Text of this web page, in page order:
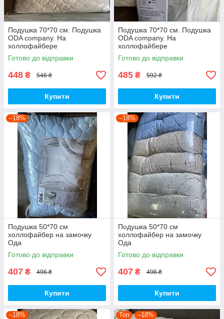
Подушка 70*70 см. Подушка
ODA company. На
холлофайбере
Готово до відправки
448 ₴ 546 ₴
Купити
Подушка 70*70 см. Подушка
ODA company. На
холлофайбере
Готово до відправки
485 ₴ 592 ₴
Купити
–18%
Подушка 50*70 см
холлофайбер на замочку
Ода
Готово до відправки
407 ₴ 496 ₴
Купити
–18%
Подушка 50*70 см
холлофайбер на замочку
Ода
Готово до відправки
407 ₴ 496 ₴
Купити
–18% Топ –18%